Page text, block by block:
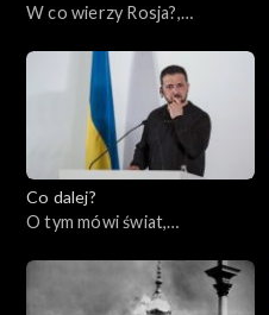
W co wierzy Rosja?,
Co dalej?
O tym mówi świat,